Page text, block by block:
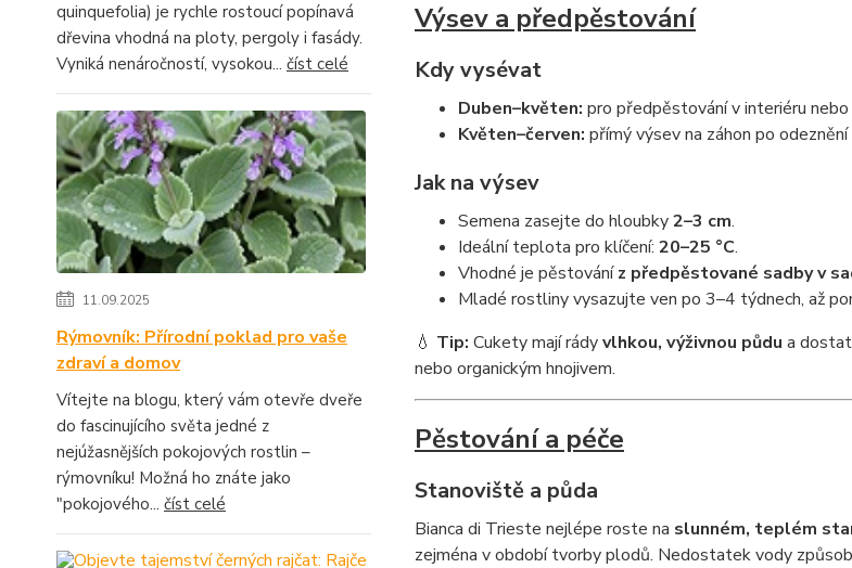
quinquefolia) je rychle rostoucí popínavá
dřevina vhodná na ploty, pergoly i fasády.
Vyniká nenáročností, vysokou... číst celé
11.09.2025
Rýmovník: Přírodní poklad pro vaše
zdraví a domov
Vítejte na blogu, který vám otevře dveře
do fascinujícího světa jedné z
nejúžasnějších pokojových rostlin –
rýmovníku! Možná ho znáte jako
"pokojového... číst celé
Výsev a předpěstování
Kdy vysévat
Duben–květen: pro předpěstování v interiéru
Květen–červen: přímý výsev na záhon po odeznění
Jak na výsev
Semena zasejte do hloubky2–3 cm.
Ideální teplota pro klíčení: 20–25 °C.
Vhodné je pěstováníz předpěstované sadby v
Mladé rostliny vysazujte ven po 3–4 týdnech, až
💧 Tip: Cukety mají rádyvlhkou, výživnou půdu a
nebo organickým hnojivem.
Pěstování a péče
Stanoviště a půda
Bianca di Trieste nejlépe roste na slunném, teplém
zejména v období tvorby plodů. Nedostatek vody